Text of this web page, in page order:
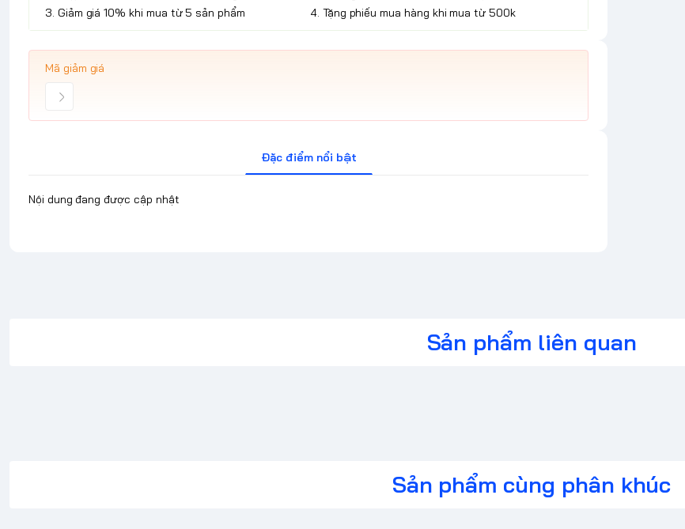
3. Giảm giá 10% khi mua từ 5 sản phẩm
4. Tặng phiếu mua hàng khi mua từ 500k
Mã giảm giá
Đặc điểm nổi bật
Nội dung đang được cập nhật
Sản phẩm liên quan
Sản phẩm cùng phân khúc